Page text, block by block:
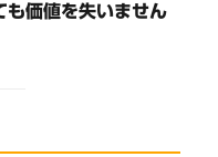
も価値を失いません